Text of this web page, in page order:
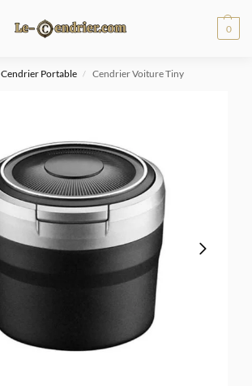
0
Cendrier Portable / Cendrier Voiture Tiny